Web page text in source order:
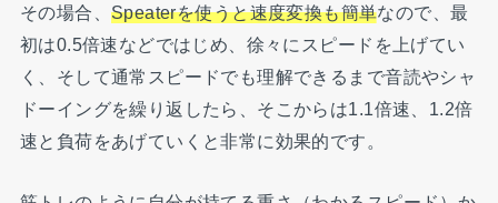
その場合、 Speaterを使うと速度変換も簡単なので、最
初は0.5倍速などではじめ、徐々にスピードを上げてい
く、そして通常スピードでも理解できるまで音読やシャ
ドーイングを繰り返したら、そこからは1.1倍速、1.2倍
速と負荷をあげていくと非常に効果的です。